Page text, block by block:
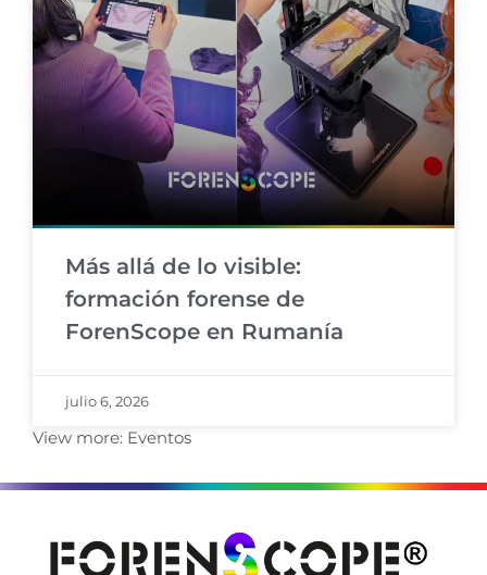
Más allá de lo visible:
formación forense de
ForenScope en Rumanía
julio 6, 2026
View more: Eventos